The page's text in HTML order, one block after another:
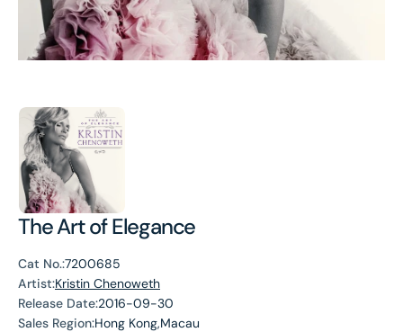
The Art of Elegance
Cat No.:7200685
Artist:Kristin Chenoweth
Release Date:2016-09-30
Sales Region:Hong Kong,Macau